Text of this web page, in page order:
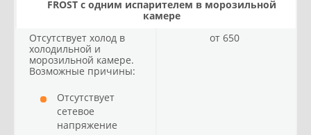
FROST с одним испарителем в морозильной
камере
Отсутствует холод в
холодильной и
морозильной камере.
Возможные причины:
Отсутствует
сетевое
напряжение
от 650